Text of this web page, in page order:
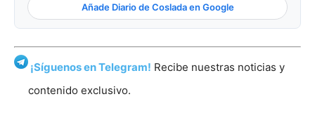
Añade Diario de Coslada en Google
¡Síguenos en Telegram! Recibe nuestras noticias y
contenido exclusivo.